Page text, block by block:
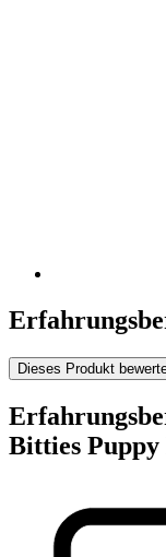
Dieses Produkt
Bitties